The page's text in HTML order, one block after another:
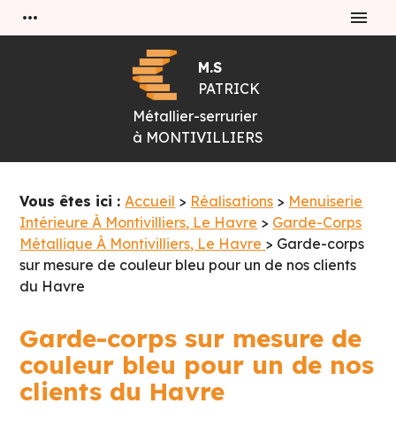
more_horiz menu
M.S
PATRICK
Métallier-serrurier
à MONTIVILLIERS
Vous êtes ici :Accueil > Réalisations > Menuiserie
Intérieure À Montivilliers, Le Havre > Garde-Corps
Métallique À Montivilliers, Le Havre > Garde-corps
sur mesure de couleur bleu pour un de nos clients
du Havre
Garde-corps sur mesure de
couleur bleu pour un de nos
clients du Havre